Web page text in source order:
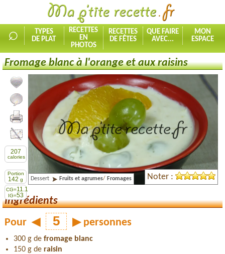
⌕
TYPES
DE PLAT
RECETTES
EN
PHOTOS
RECETTES
DE FÊTES
QUE FAIRE
AVEC...
MON
ESPACE
Fromage blanc à l'orange et aux raisins
Ajouter la recette à mes favorites
Commenter, noter la recette
Imprimer la recette
Partager cette recette
207
calories
Portion
142 g
CG=11.1
IG=53
Dessert Fruits et agrumes/ Fromages Noter :
Ingrédients
Pour ◀ ▶ personnes
300 g de fromage blanc
150 g de raisin